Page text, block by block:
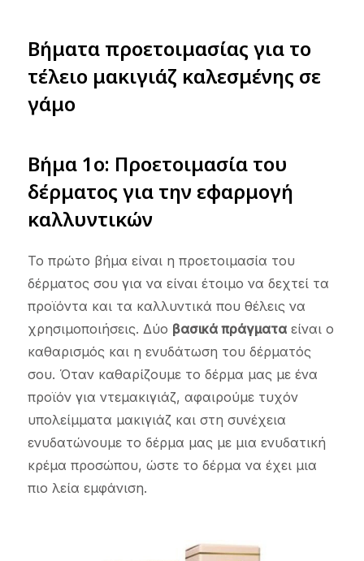
Βήματα προετοιμασίας για το
τέλειο μακιγιάζ καλεσμένης σε
γάμο
Βήμα 1ο: Προετοιμασία του
δέρματος για την εφαρμογή
καλλυντικών
Το πρώτο βήμα είναι η προετοιμασία του
δέρματος σου για να είναι έτοιμο να δεχτεί τα
προϊόντα και τα καλλυντικά που θέλεις να
χρησιμοποιήσεις. Δύο βασικά πράγματαείναι ο
καθαρισμός και η ενυδάτωση του δέρματός
σου. Όταν καθαρίζουμε το δέρμα μας με ένα
προϊόν για ντεμακιγιάζ, αφαιρούμε τυχόν
υπολείμματα μακιγιάζ και στη συνέχεια
ενυδατώνουμε το δέρμα μας με μια ενυδατική
κρέμα προσώπου, ώστε το δέρμα να έχει μια
πιο λεία εμφάνιση.